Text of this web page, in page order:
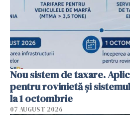
Nou sistem de taxare.
pentru rovinietă şi
la 1 octombrie
07 AUGUST 2026